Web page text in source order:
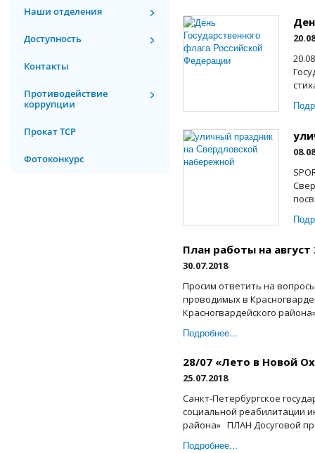
Наши отделения
Доступность
Контакты
Противодействие
коррупции
Прокат ТСР
Фотоконкурс
План работы на август
30.07.2018
Просим ответить на
проводимых в
Красногвардейского
Подробнее...
28/07 «Лето в Новой
25.07.2018
Санкт-Петербургское
социальной реабилитации
района» ПЛАН Досуговой
Подробнее...